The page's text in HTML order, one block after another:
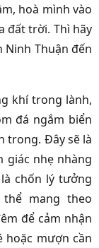
hoà mình vào
đất trời. Thì hãy
Thuận đến
khí trong lành,
đá ngắm biển
trong. Đây sẽ là
giác nhẹ nhàng
chốn lý tưởng
mang theo
để cảm nhận
hoặc mượn cần